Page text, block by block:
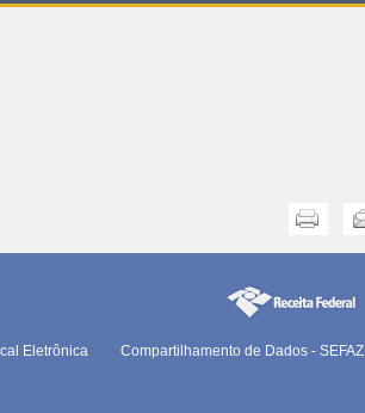
Enviar
Eletrônica
Compartilhamento de Dados - SEFAZ